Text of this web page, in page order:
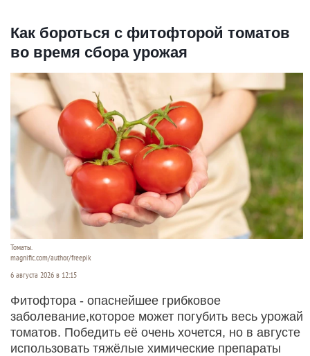
Как бороться с фитофторой томатов
во время сбора урожая
Томаты.
magnific.com/author/freepik
6 августа 2026 в 12:15
Фитофтора - опаснейшее грибковое
заболевание,которое может погубить весь урожай
томатов. Победить её очень хочется, но в августе
использовать тяжёлые химические препараты